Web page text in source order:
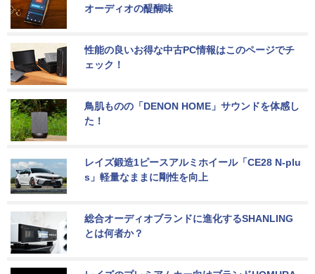
オーディオの醍醐味
性能の良いお得な中古PC情報はこのページでチ
ェック！
鳥肌ものの「DENON HOME」サウンドを体感し
た！
レイズ鍛造1ピースアルミホイール「CE28 N-plu
s」軽量なままに剛性を向上
総合オーディオブランドに進化するSHANLING
とは何者か？